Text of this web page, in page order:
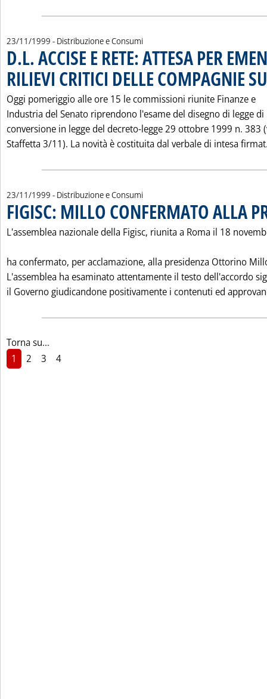
23/11/1999 - Distribuzione e Consumi
D.L. ACCISE E RETE: ATTESA PER
RILIEVI CRITICI DELLE COMPAGNIE
Oggi pomeriggio alle ore 15 le commissioni riunite Finanze e
Industria del Senato riprendono l'esame del disegno di legge di
conversione in legge del decreto-legge 29 ottobre 1999 n. 383
Staffetta 3/11). La novità è costituita dal verbale di intesa
23/11/1999 - Distribuzione e Consumi
FIGISC: MILLO CONFERMATO ALLA
L'assemblea nazionale della Figisc, riunita a Roma il 18
ha confermato, per acclamazione, alla presidenza Ottorino
L'assemblea ha esaminato attentamente il testo dell'accordo
il Governo giudicandone positivamente i contenuti ed
Torna su...
1
2 3 4